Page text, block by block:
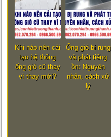
Khi nào nên cải
tạo hệ thống
ống gió cũ thay
vì thay mới?
Ống gió bị rung
và phát tiếng
ồn: Nguyên
nhân, cách xử
lý